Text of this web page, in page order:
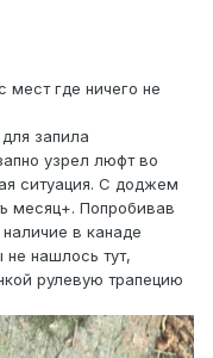
где ничего не
запила
узрел люфт во
ситуация. С доджем
месяц+. Попробивав
в канаде
нашлось тут,
рулевую трапецию